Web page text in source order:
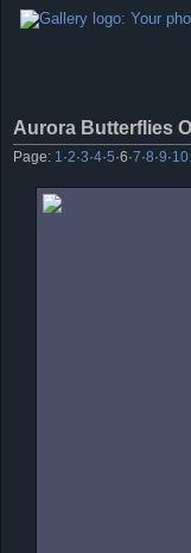
Aurora Butterflies
Page: 1 ·2·3·4·5·6·7·8·9·10